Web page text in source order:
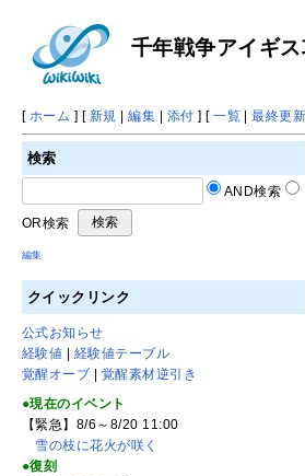
千年戦争アイギ
[ ホーム ] [ 新規 |編集 | 添付 ] [一覧 |最終更新
検索
AND検索
OR検索
編集
クイックリンク
公式お知らせ
経験値
経験値テーブル
覚醒オーブ
覚醒素材逆引き
●現在のイベント
【緊急】8/6～8/20 11:00
雪の枝に花火が咲く
●復刻